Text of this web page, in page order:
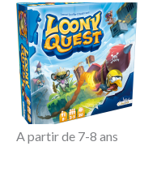
A partir de 7-8 ans